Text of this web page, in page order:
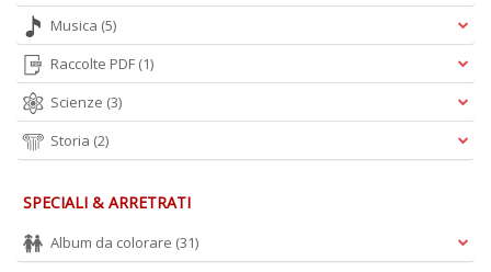
Musica (5)
Raccolte PDF (1)
Scienze (3)
Storia (2)
SPECIALI & ARRETRATI
Album da colorare (31)